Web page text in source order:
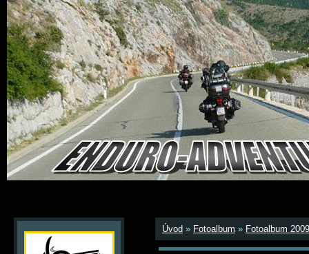
Úvod » Fotoalbum » Fotoalbum 2009